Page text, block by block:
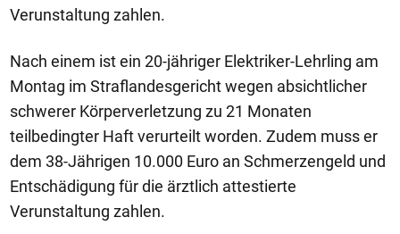
Verunstaltung zahlen.
Nach einem ist ein 20-jähriger Elektriker-Lehrling am
Montag im Straflandesgericht wegen absichtlicher
schwerer Körperverletzung zu 21 Monaten
teilbedingter Haft verurteilt worden. Zudem muss er
dem 38-Jährigen 10.000 Euro an Schmerzengeld und
Entschädigung für die ärztlich attestierte
Verunstaltung zahlen.